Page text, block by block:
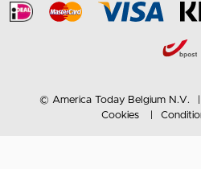
© America Today Belgium N.V.
Cookies